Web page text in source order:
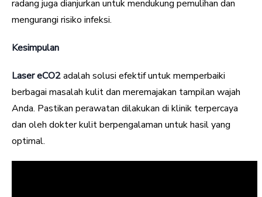
radang juga dianjurkan untuk mendukung pemulihan dan
mengurangi risiko infeksi.
Kesimpulan
Laser eCO2adalah solusi efektif untuk memperbaiki
berbagai masalah kulit dan meremajakan tampilan wajah
Anda. Pastikan perawatan dilakukan di klinik terpercaya
dan oleh dokter kulit berpengalaman untuk hasil yang
optimal.